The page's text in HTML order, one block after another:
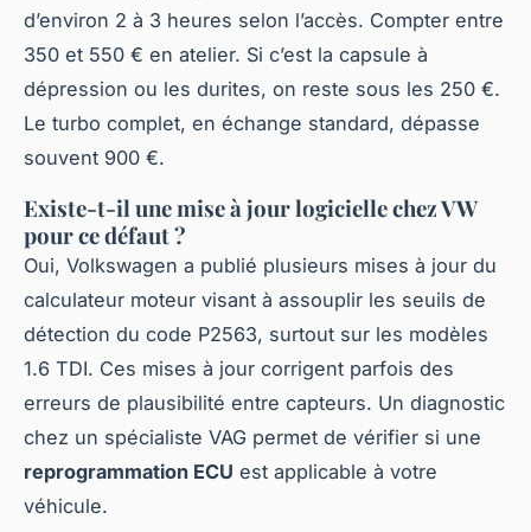
d’environ 2 à 3 heures selon l’accès. Compter entre
350 et 550 € en atelier. Si c’est la capsule à
dépression ou les durites, on reste sous les 250 €.
Le turbo complet, en échange standard, dépasse
souvent 900 €.
Existe-t-il une mise à jour logicielle chez VW
pour ce défaut ?
Oui, Volkswagen a publié plusieurs mises à jour du
calculateur moteur visant à assouplir les seuils de
détection du code P2563, surtout sur les modèles
1.6 TDI. Ces mises à jour corrigent parfois des
erreurs de plausibilité entre capteurs. Un diagnostic
chez un spécialiste VAG permet de vérifier si une
reprogrammation ECU est applicable à votre
véhicule.